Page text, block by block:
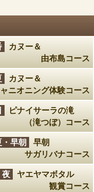
カヌー＆
由布島コース
カヌー＆
ニオニング体験コース
ピナイサーラの滝
（滝つぼ）コース
早朝
早朝
サガリバナコース
夜
ヤエヤマボタル
観賞コース